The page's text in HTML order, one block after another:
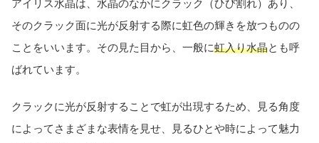
アイリス水晶は、水晶のなかにクラック（ひび割れ）あり、
そのクラック面に光が反射する際に虹色の輝きを放つものの
ことをいいます。その見た目から、一般に虹入り水晶とも呼
ばれています。
クラックに光が反射することで虹が出現するため、見る角度
によってさまざまな表情を見せ、見るひとや時によって魅力